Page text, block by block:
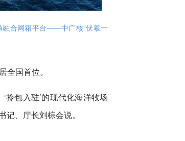
融合网箱平台——中广核“伏羲一
国首位。
拎包入驻’的现代化海洋牧场
、厅长刘棕会说。